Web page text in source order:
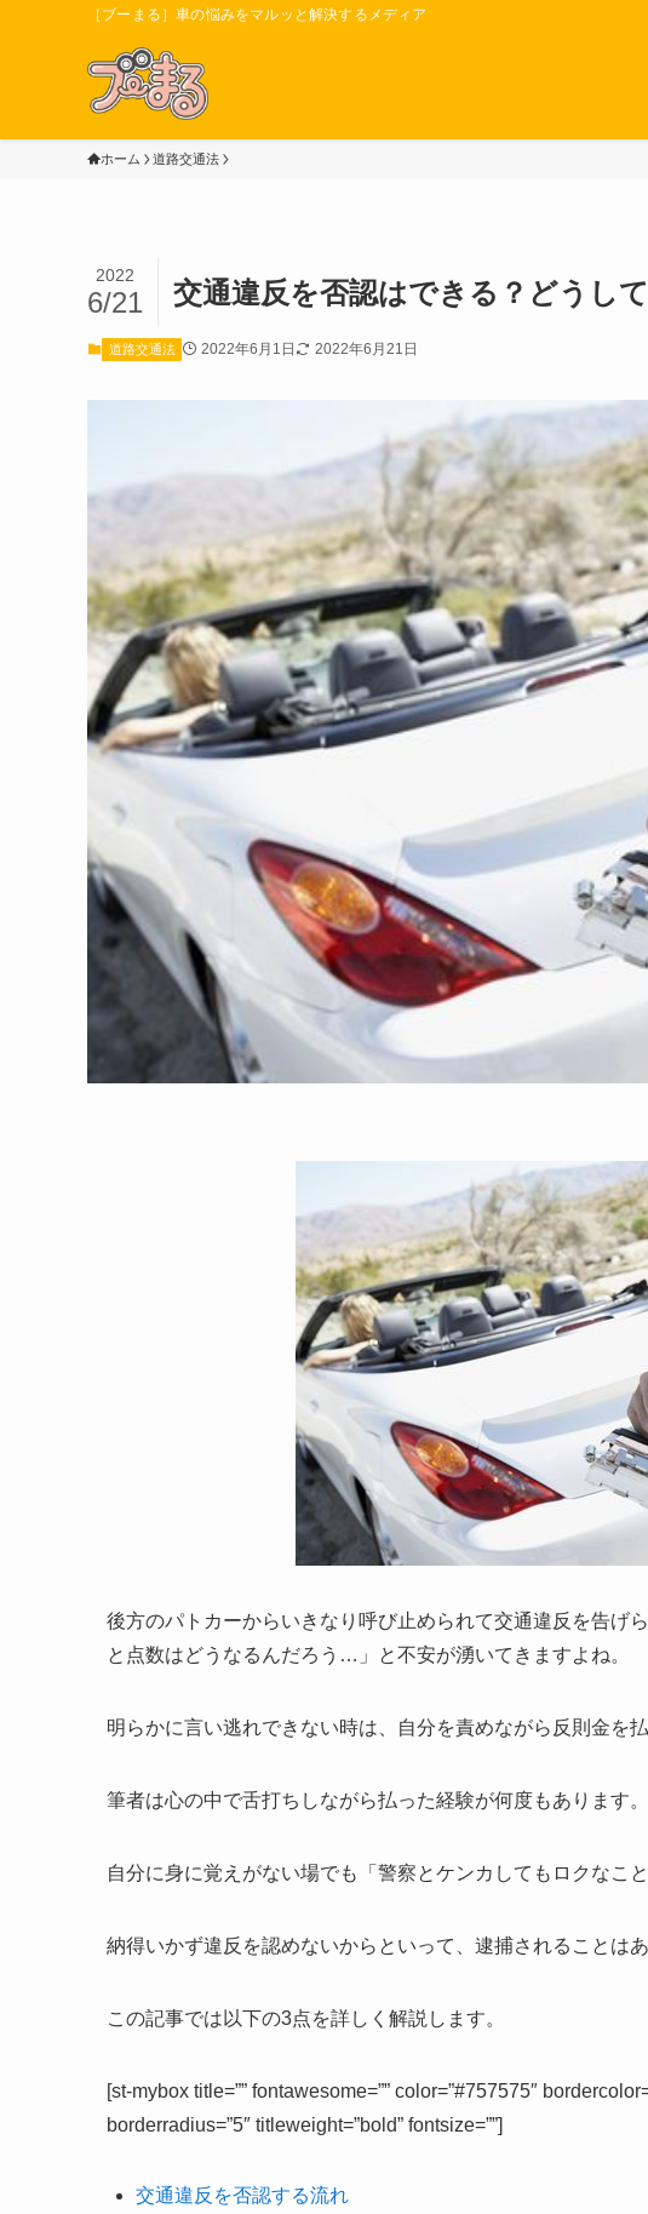
［ブーまる］車の悩みをマルッと解決するメディア
ホーム 道路交通法
交通違反を否認はできる？どうし
2022
6/21
道路交通法 2022年6月1日 2022年6月21日
後方のパトカーからいきなり呼び止められて交通違反を告げ
と点数はどうなるんだろう…」と不安が湧いてきますよね。
明らかに言い逃れできない時は、自分を責めながら反則金を
筆者は心の中で舌打ちしながら払った経験が何度もあります。
自分に身に覚えがない場でも「警察とケンカしてもロクなこ
納得いかず違反を認めないからといって、逮捕されることはあ
この記事では以下の3点を詳しく解説します。
[st-mybox title=”” fontawesome=”” color=”#757575″
borderradius=”5″ titleweight=”bold” fontsize=””]
交通違反を否認する流れ